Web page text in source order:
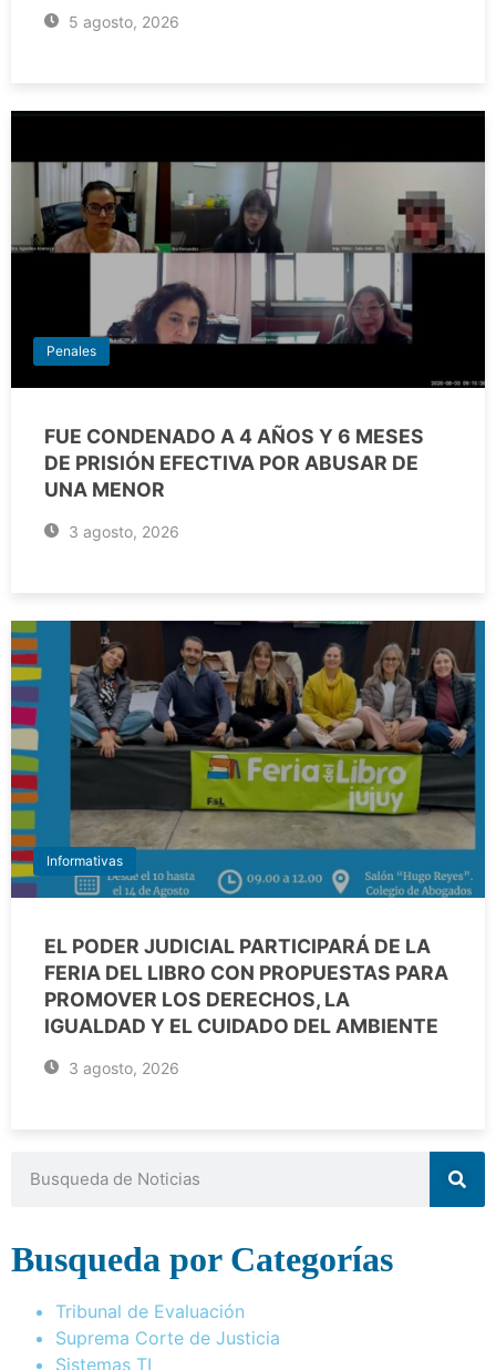
5 agosto, 2026
Penales
FUE CONDENADO A 4 AÑOS Y 6 MESES
DE PRISIÓN EFECTIVA POR ABUSAR DE
UNA MENOR
3 agosto, 2026
Informativas
EL PODER JUDICIAL PARTICIPARÁ DE LA
FERIA DEL LIBRO CON PROPUESTAS PARA
PROMOVER LOS DERECHOS, LA
IGUALDAD Y EL CUIDADO DEL AMBIENTE
3 agosto, 2026
Busqueda por Categorías
Tribunal de Evaluación
Suprema Corte de Justicia
Sistemas TI